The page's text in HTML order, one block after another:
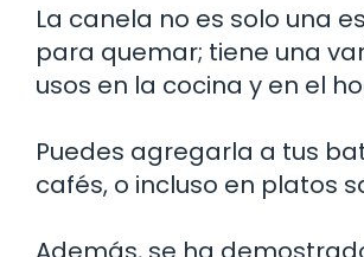
La canela no es solo una
para quemar; tiene una
usos en la cocina y en el
Puedes agregarla a tus
cafés, o incluso en platos